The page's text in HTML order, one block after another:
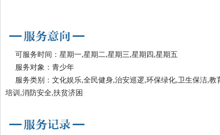
可服务时间：星期一,星期二,星期三,星期四,星期五
服务对象：青少年
服务类别：文化娱乐,全民健身,治安巡逻,环保绿化,卫生保洁,教
培训,消防安全,扶贫济困